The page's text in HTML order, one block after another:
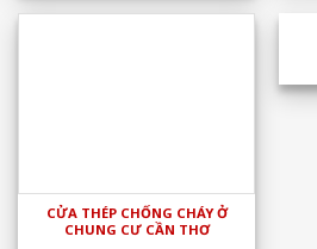
CỬA THÉP CHỐNG CHÁY Ở
CHUNG CƯ CẦN THƠ